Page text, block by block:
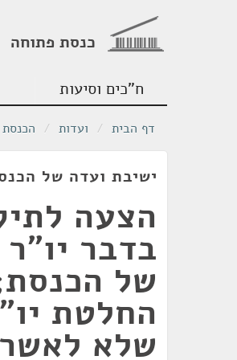
כנסת פתוחה
ח"כים וסיעות
דף הבית / ועדות / הכנסת
ישיבת ועדה של הכנסת ה-12 מתאריך
בדבר
של
החלטת
שלא